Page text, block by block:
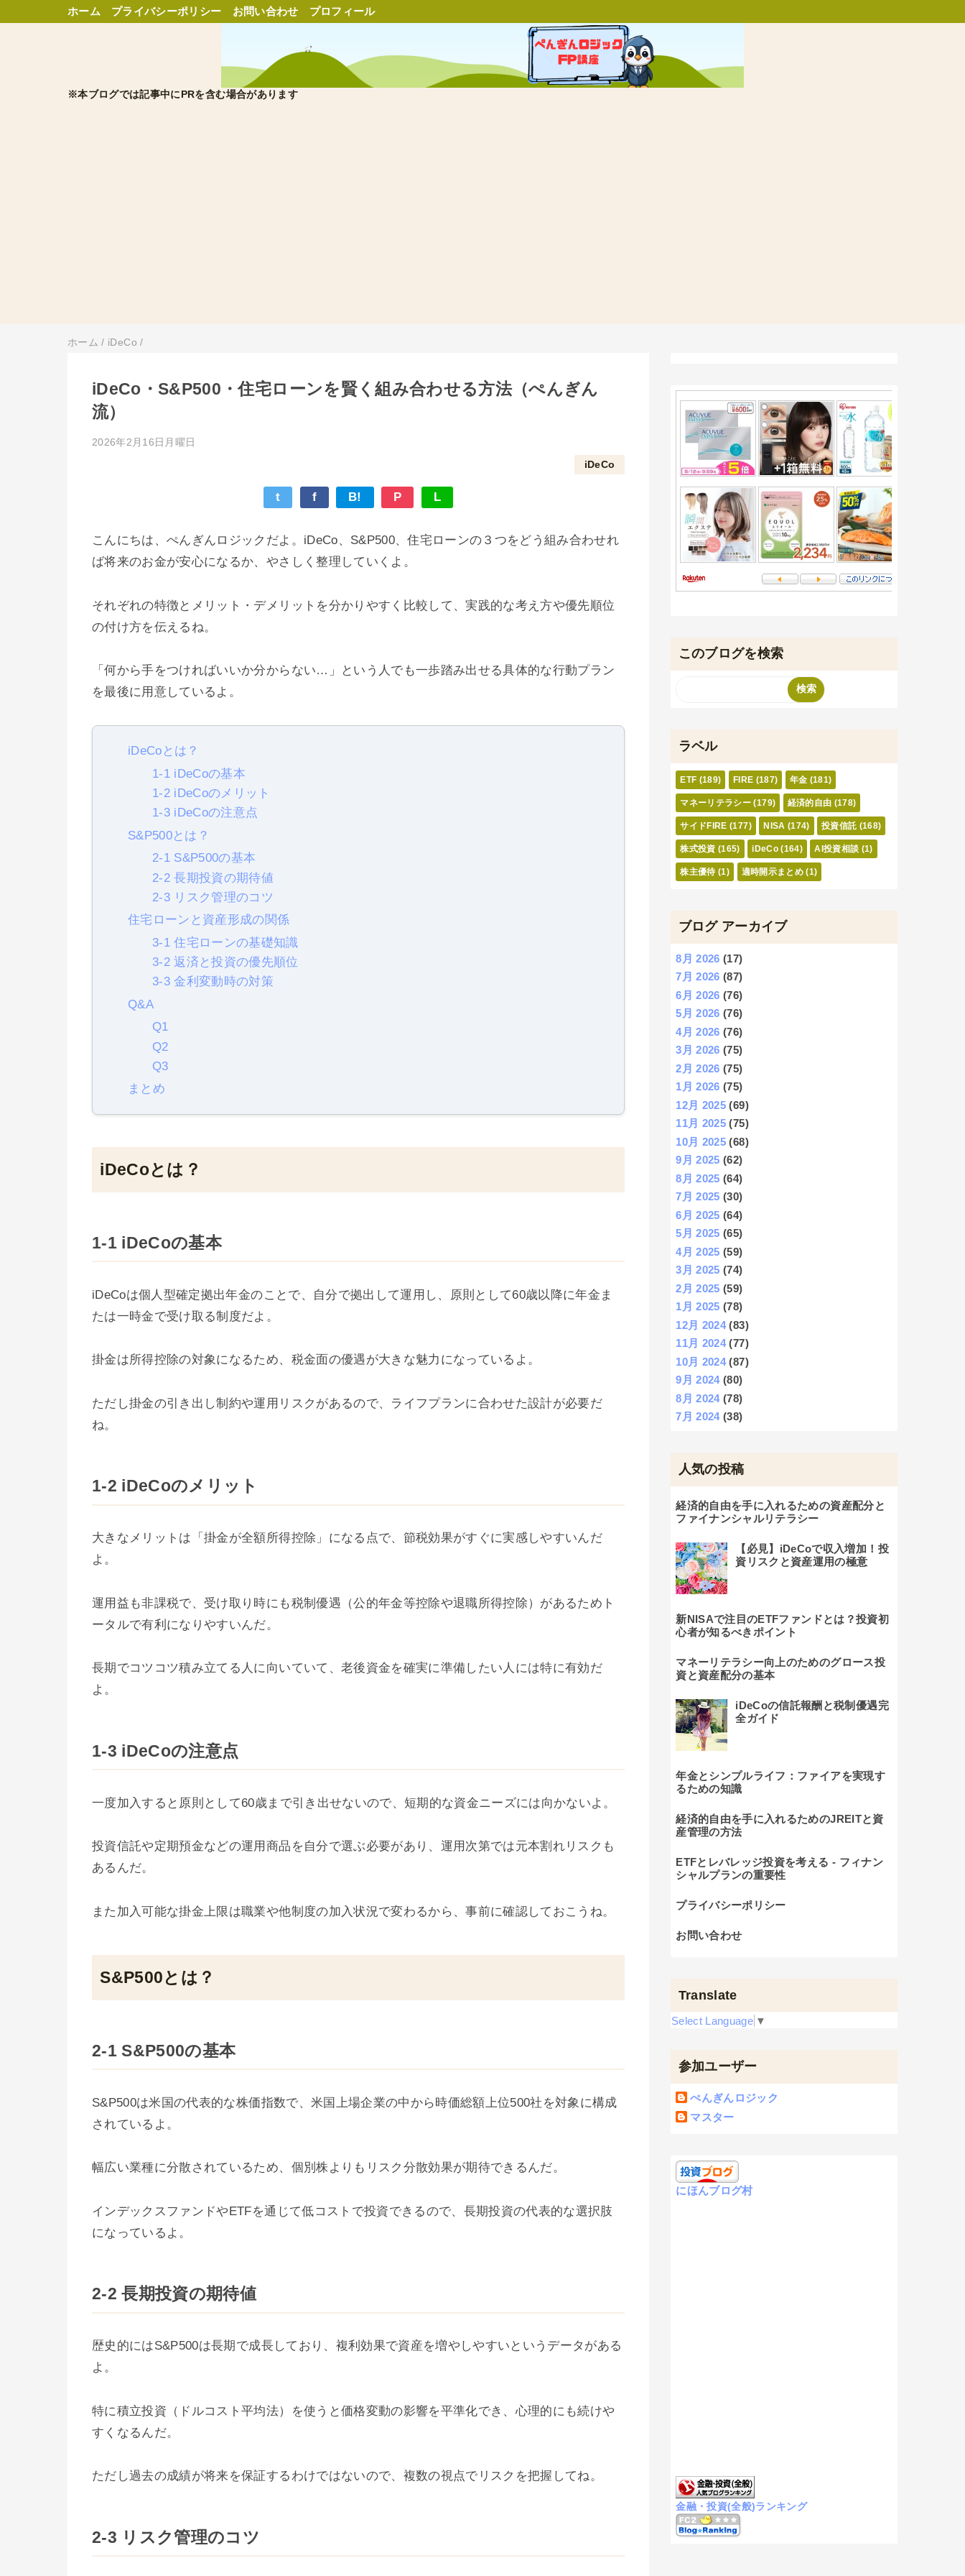
ホーム プライバシーポリシー お問い合わせ プロフィール
※本ブログでは記事中にPRを含む場合があります
ホーム / iDeCo /
iDeCo・S&P500・住宅ローンを賢く組み合わせる方法（ぺんぎん
流）
2026年2月16日月曜日
iDeCo
t f B! P L
こんにちは、ぺんぎんロジックだよ。iDeCo、S&P500、住宅ローンの３つをどう組み合わせれ
ば将来のお金が安心になるか、やさしく整理していくよ。
それぞれの特徴とメリット・デメリットを分かりやすく比較して、実践的な考え方や優先順位
の付け方を伝えるね。
「何から手をつければいいか分からない…」という人でも一歩踏み出せる具体的な行動プラン
を最後に用意しているよ。
iDeCoとは？
1-1 iDeCoの基本
1-2 iDeCoのメリット
1-3 iDeCoの注意点
S&P500とは？
2-1 S&P500の基本
2-2 長期投資の期待値
2-3 リスク管理のコツ
住宅ローンと資産形成の関係
3-1 住宅ローンの基礎知識
3-2 返済と投資の優先順位
3-3 金利変動時の対策
Q&A
Q1
Q2
Q3
まとめ
iDeCoとは？
1-1 iDeCoの基本
iDeCoは個人型確定拠出年金のことで、自分で拠出して運用し、原則として60歳以降に年金ま
たは一時金で受け取る制度だよ。
掛金は所得控除の対象になるため、税金面の優遇が大きな魅力になっているよ。
ただし掛金の引き出し制約や運用リスクがあるので、ライフプランに合わせた設計が必要だ
ね。
1-2 iDeCoのメリット
大きなメリットは「掛金が全額所得控除」になる点で、節税効果がすぐに実感しやすいんだ
よ。
運用益も非課税で、受け取り時にも税制優遇（公的年金等控除や退職所得控除）があるためト
ータルで有利になりやすいんだ。
長期でコツコツ積み立てる人に向いていて、老後資金を確実に準備したい人には特に有効だ
よ。
1-3 iDeCoの注意点
一度加入すると原則として60歳まで引き出せないので、短期的な資金ニーズには向かないよ。
投資信託や定期預金などの運用商品を自分で選ぶ必要があり、運用次第では元本割れリスクも
あるんだ。
また加入可能な掛金上限は職業や他制度の加入状況で変わるから、事前に確認しておこうね。
S&P500とは？
2-1 S&P500の基本
S&P500は米国の代表的な株価指数で、米国上場企業の中から時価総額上位500社を対象に構成
されているよ。
幅広い業種に分散されているため、個別株よりもリスク分散効果が期待できるんだ。
インデックスファンドやETFを通じて低コストで投資できるので、長期投資の代表的な選択肢
になっているよ。
2-2 長期投資の期待値
歴史的にはS&P500は長期で成長しており、複利効果で資産を増やしやすいというデータがある
よ。
特に積立投資（ドルコスト平均法）を使うと価格変動の影響を平準化でき、心理的にも続けや
すくなるんだ。
ただし過去の成績が将来を保証するわけではないので、複数の視点でリスクを把握してね。
2-3 リスク管理のコツ
このブログを検索
ラベル
ETF (189) FIRE (187) 年金 (181)
マネーリテラシー (179) 経済的自由 (178)
サイドFIRE (177) NISA (174) 投資信託 (168)
株式投資 (165) iDeCo (164) AI投資相談 (1)
株主優待 (1) 適時開示まとめ (1)
ブログ アーカイブ
8月 2026 (17)
7月 2026 (87)
6月 2026 (76)
5月 2026 (76)
4月 2026 (76)
3月 2026 (75)
2月 2026 (75)
1月 2026 (75)
12月 2025 (69)
11月 2025 (75)
10月 2025 (68)
9月 2025 (62)
8月 2025 (64)
7月 2025 (30)
6月 2025 (64)
5月 2025 (65)
4月 2025 (59)
3月 2025 (74)
2月 2025 (59)
1月 2025 (78)
12月 2024(83)
11月 2024(77)
10月 2024(87)
9月 2024(80)
8月 2024(78)
7月 2024(38)
人気の投稿
経済的自由を手に入れるための資産配分と
ファイナンシャルリテラシー
【必見】iDeCoで収入増加！投
資リスクと資産運用の極意
新NISAで注目のETFファンドとは？投資初
心者が知るべきポイント
マネーリテラシー向上のためのグロース投
資と資産配分の基本
iDeCoの信託報酬と税制優遇完
全ガイド
年金とシンプルライフ：ファイアを実現す
るための知識
経済的自由を手に入れるためのJREITと資
産管理の方法
ETFとレバレッジ投資を考える - フィナン
シャルプランの重要性
プライバシーポリシー
お問い合わせ
Translate
Select Language ▼
参加ユーザー
ぺんぎんロジック
マスター
にほんブログ村
金融・投資(全般)ランキング